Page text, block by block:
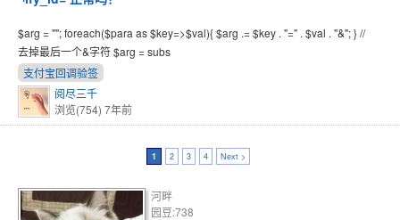
$arg = ""; foreach($para as $key=>$val){ $arg .= $key . "=" . $val . "&"; } //
去掉最后一个&字符 $arg = subs
支付宝回调验签
阅尽三千
浏览(754) 7年前
1 2 3 4 Next >
河畔
园豆:738